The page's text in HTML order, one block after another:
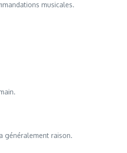
musicales.
généralement raison.